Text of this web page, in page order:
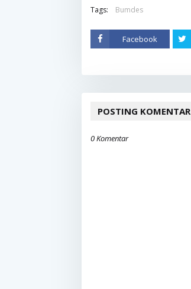
Tags: Bumdes
Facebook
POSTING KOMENTAR
0 Komentar